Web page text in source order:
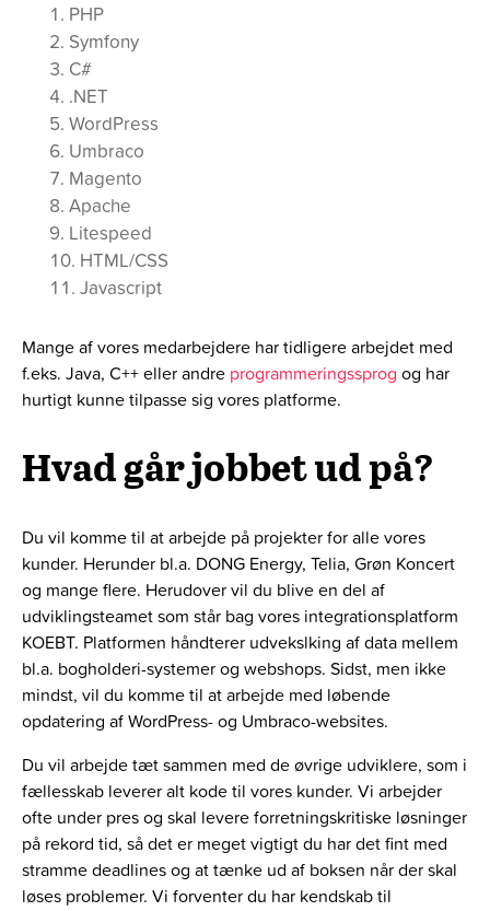
PHP
Symfony
C#
.NET
WordPress
Umbraco
Magento
Apache
Litespeed
HTML/CSS
Javascript
Mange af vores medarbejdere har tidligere arbejdet med
f.eks. Java, C++ eller andre programmeringssprog og har
hurtigt kunne tilpasse sig vores platforme.
Hvad går jobbet ud på?
Du vil komme til at arbejde på projekter for alle vores
kunder. Herunder bl.a. DONG Energy, Telia, Grøn Koncert
og mange flere. Herudover vil du blive en del af
udviklingsteamet som står bag vores integrationsplatform
KOEBT. Platformen håndterer udvekslking af data mellem
bl.a. bogholderi-systemer og webshops. Sidst, men ikke
mindst, vil du komme til at arbejde med løbende
opdatering af WordPress- og Umbraco-websites.
Du vil arbejde tæt sammen med de øvrige udviklere, som i
fællesskab leverer alt kode til vores kunder. Vi arbejder
ofte under pres og skal levere forretningskritiske løsninger
på rekord tid, så det er meget vigtigt du har det fint med
stramme deadlines og at tænke ud af boksen når der skal
løses problemer. Vi forventer du har kendskab til